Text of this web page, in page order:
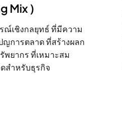
Mix )
ณ์เชิงกลยุทธ์ ที่มีความ
การตลาด ที่สร้างผลก
ยากร ที่เหมาะสม
สำหรับธุรกิจ